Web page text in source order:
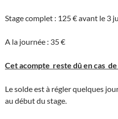
Stage complet : 125 € avant le 3
A la journée : 35 €
Cet acompte reste dû en cas
Le solde est à régler quelques
au début du stage.